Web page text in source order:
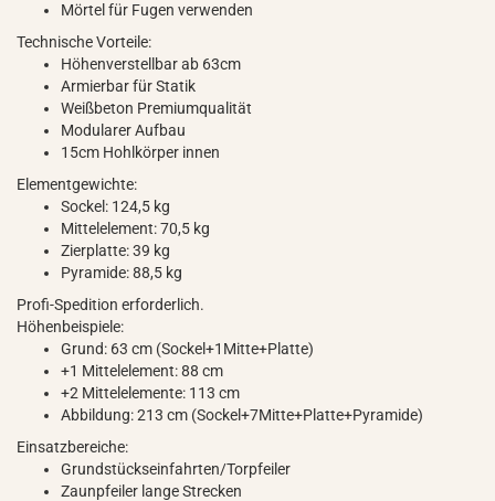
Mörtel für Fugen verwenden
Technische Vorteile:
Höhenverstellbar ab 63cm
Armierbar für Statik
Weißbeton Premiumqualität
Modularer Aufbau
15cm Hohlkörper innen
Elementgewichte:
Sockel: 124,5 kg
Mittelelement: 70,5 kg
Zierplatte: 39 kg
Pyramide: 88,5 kg
Profi-Spedition erforderlich.
Höhenbeispiele:
Grund: 63 cm (Sockel+1Mitte+Platte)
+1 Mittelelement: 88 cm
+2 Mittelelemente: 113 cm
Abbildung: 213 cm (Sockel+7Mitte+Platte+Pyramide)
Einsatzbereiche:
Grundstückseinfahrten/Torpfeiler
Zaunpfeiler lange Strecken